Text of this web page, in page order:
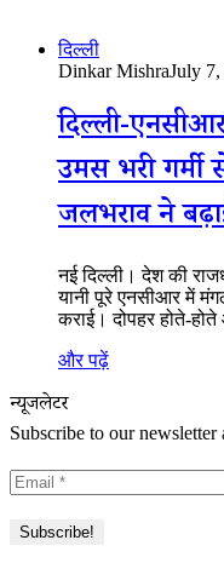
दिल्ली
Dinkar MishraJuly
दिल्ली-
उमस भरी
जलभराव ने
नई दिल्ली। देश की
यानी पूरे एनसीआर में
कराई। दोपहर होते-
और पढ़ें
न्यूजलेटर
Subscribe to our